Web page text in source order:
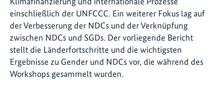
einschließlich der UNFCCC. Ein weiterer Fokus lag auf
der Verbesserung der NDCs und der Verknüpfung
zwischen NDCs und SGDs. Der vorliegende Bericht
stellt die Länderfortschritte und die wichtigsten
Ergebnisse zu Gender und NDCs vor, die während des
Workshops gesammelt wurden.